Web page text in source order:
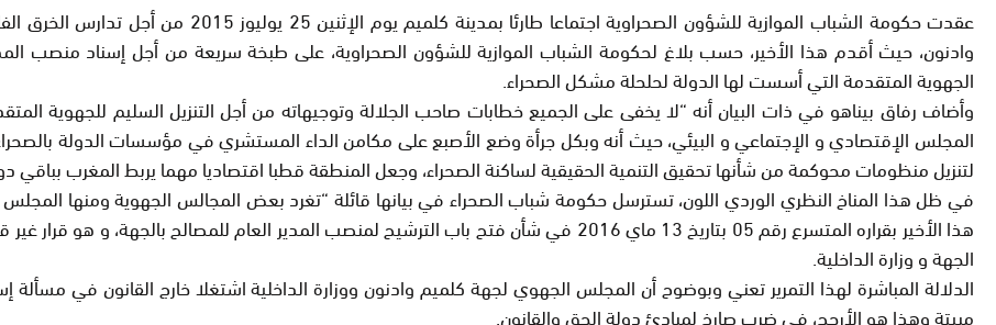
عقدت حكومة الشباب الموازية للشؤون الصحراوية
وادنون، حيث أقدم هذا الأخير، حسب بلاغ لحكومة الشباب الموازية للشؤون الصحراوية، على طبخة سريعة من أجل إسناد منصب
الجهوية المتقدمة التي أسست لها الدولة لحلحلة مشكل الصحراء.
وأضاف رفاق بيناهو في ذات البيان أنه “لا يخفى على الجميع خطابات صاحب الجلالة وتوجيهاته من أجل التنزيل السليم للجهوية
المجلس الإقتصادي و الإجتماعي و البيئي، حيث أنه وبكل جرأة وضع الأصبع على مكامن الداء المستشري في مؤسسات الدولة
لتنزيل منظومات محوكمة من شأنها تحقيق التنمية الحقيقية لساكنة الصحراء، وجعل المنطقة قطبا اقتصاديا مهما يربط المغرب بباقي
في ظل هذا المناخ النظري الوردي اللون، تسترسل حكومة شباب الصحراء في بيانها قائلة “تغرد بعض المجالس الجهوية ومنها
هذا الأخير بقراره المتسرع رقم 05 بتاريخ 13 ماي 2016 في شأن فتح باب الترشيح لمنصب المدير العام
الجهة و وزارة الداخلية.
الدلالة المباشرة لهذا التمرير تعني وبوضوح أن المجلس الجهوي لجهة كلميم وادنون ووزارة الداخلية اشتغلا خارج القانون في
مبيتة وهذا هو الأرجح، في ضرب صارخ لمبادئ دولة الحق والقانون.